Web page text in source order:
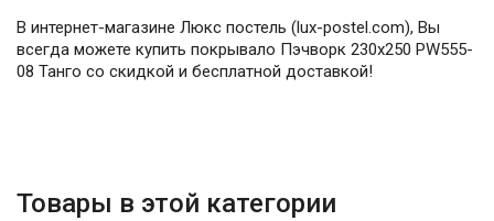
В интернет-магазине Люкс постель (lux-postel.com), Вы
всегда можете купить покрывало Пэчворк 230х250 PW555-
08 Танго со скидкой и бесплатной доставкой!
Товары в этой категории